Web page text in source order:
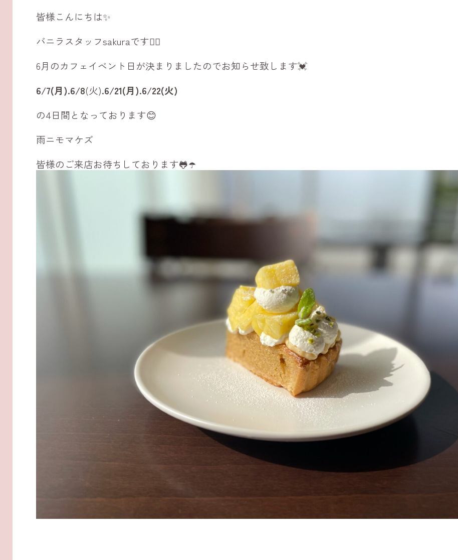
皆様こんにちは✨
バニラスタッフsakuraです🙋‍♀️
6月のカフェイベント日が決まりましたのでお知らせ致します💓
6/7(月).6/8(火).6/21(月).6/22(火)
の4日間となっております😊
雨ニモマケズ
皆様のご来店お待ちしております🐸☂️